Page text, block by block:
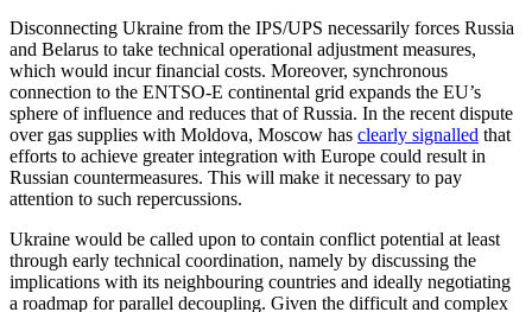
Disconnecting Ukraine from the IPS/UPS necessarily forces Russia
and Belarus to take technical operational adjustment measures,
which would incur financial costs. More­over, synchronous
connection to the ENTSO-E continental grid expands the EU’s
sphere of influence and reduces that of Russia. In the recent dispute
over gas sup­plies with Moldova, Moscow has clearly signalled that
efforts to achieve greater inte­gration with Europe could result in
Russian countermeasures. This will make it neces­sary to pay
attention to such repercussions.
Ukraine would be called upon to contain conflict potential at least
through early tech­nical coordination, namely by dis­cussing the
implications with its neighbouring countries and ideally negotiating
a road­map for parallel decoupling. Given the difficult and complex